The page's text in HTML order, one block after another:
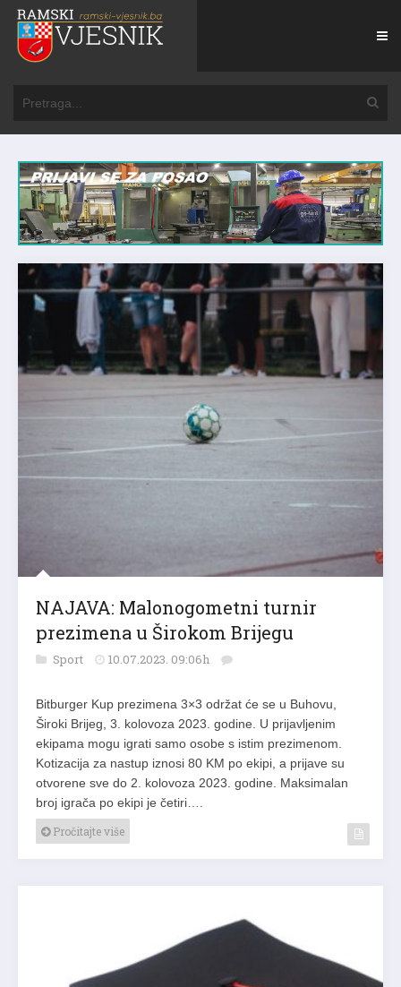
NAJAVA: Malonogometni turnir
prezimena u Širokom Brijegu
Sport 10.07.2023. 09:06h
Bitburger Kup prezimena 3×3 održat će se u Buhovu,
Široki Brijeg, 3. kolovoza 2023. godine. U prijavljenim
ekipama mogu igrati samo osobe s istim prezimenom.
Kotizacija za nastup iznosi 80 KM po ekipi, a prijave su
otvorene sve do 2. kolovoza 2023. godine. Maksimalan
broj igrača po ekipi je četiri….
Pročitajte više